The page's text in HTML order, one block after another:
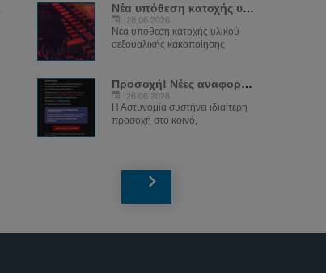
Νέα υπόθεση κατοχής υλικού παιδικής...
28.06.2026
Νέα υπόθεση κατοχής υλικού
σεξουαλικής κακοποίησης
Προσοχή! Νέες αναφορές για παραπλανητικά...
26.06.2026
Η Αστυνομία συστήνει ιδιαίτερη
προσοχή στο κοινό,